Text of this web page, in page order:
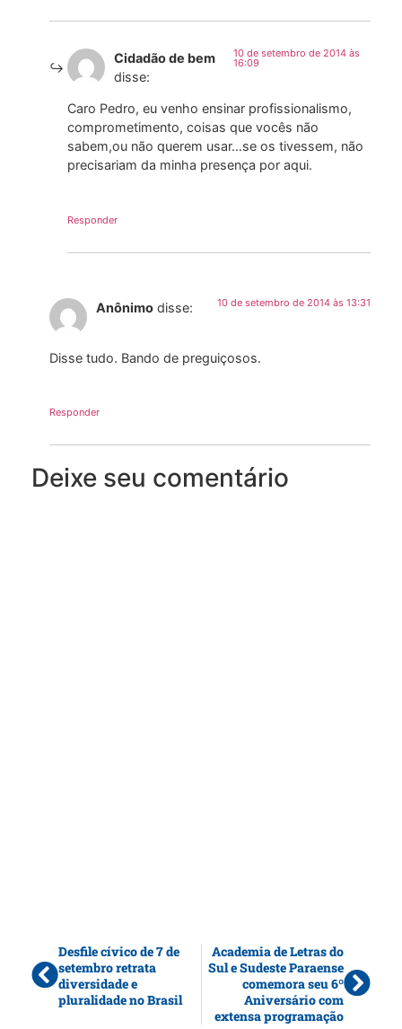
Cidadão de bem
disse:
10 de setembro de 2014 às
16:09
Caro Pedro, eu venho ensinar profissionalismo,
comprometimento, coisas que vocês não
sabem,ou não querem usar…se os tivessem, não
precisariam da minha presença por aqui.
Responder
Anônimo disse: 10 de setembro de 2014 às 13:31
Disse tudo. Bando de preguiçosos.
Responder
Deixe seu comentário
Desfile cívico de 7 de
setembro retrata
diversidade e
pluralidade no Brasil
Academia de Letras do
Sul e Sudeste Paraense
comemora seu 6º
Aniversário com
extensa programação